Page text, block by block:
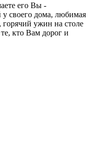
его Вы -
своего дома, любимая
ужин на столе
кто Вам дорог и